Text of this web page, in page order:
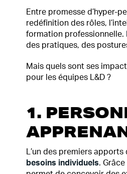
Entre promesse d’hyper-
redéfinition des rôles,
formation professionnelle.
des pratiques, des
Mais quels sont ses
pour les équipes L&D ?
1.
L’un des premiers
besoins individuels.